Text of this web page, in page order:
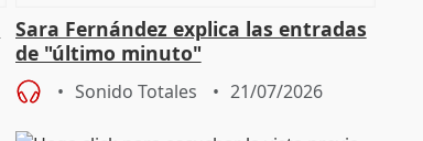
Sara Fernández explica las entradas
de "último minuto"
Sonido Totales 21/07/2026